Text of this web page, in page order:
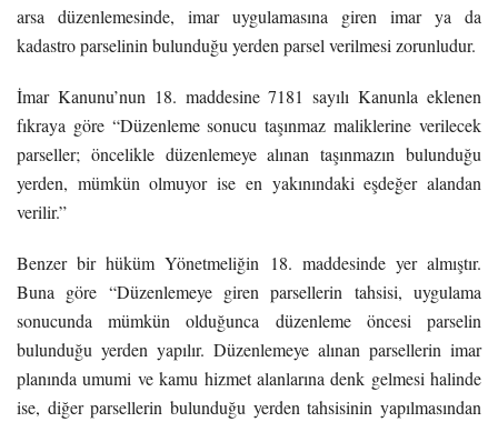
arsa düzenlemesinde, imar uygulamasına giren imar ya da
kadastro parselinin bulunduğu yerden parsel verilmesi zorunludur.
İmar Kanunu’nun 18. maddesine 7181 sayılı Kanunla eklenen
fıkraya göre “Düzenleme sonucu taşınmaz maliklerine verilecek
parseller; öncelikle düzenlemeye alınan taşınmazın bulunduğu
yerden, mümkün olmuyor ise en yakınındaki eşdeğer alandan
verilir.”
Benzer bir hüküm Yönetmeliğin 18. maddesinde yer almıştır.
Buna göre “Düzenlemeye giren parsellerin tahsisi, uygulama
sonucunda mümkün olduğunca düzenleme öncesi parselin
bulunduğu yerden yapılır. Düzenlemeye alınan parsellerin imar
planında umumi ve kamu hizmet alanlarına denk gelmesi halinde
ise, diğer parsellerin bulunduğu yerden tahsisinin yapılmasından